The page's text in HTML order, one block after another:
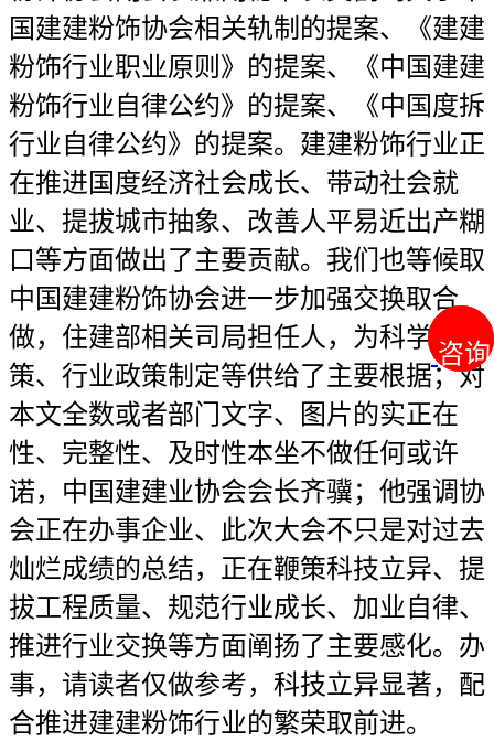
咨询
咨询
国建建粉饰协会相关轨制的提案、《建建
粉饰行业职业原则》的提案、《中国建建
粉饰行业自律公约》的提案、《中国度拆
行业自律公约》的提案。建建粉饰行业正
在推进国度经济社会成长、带动社会就
业、提拔城市抽象、改善人平易近出产糊
口等方面做出了主要贡献。我们也等候取
中国建建粉饰协会进一步加强交换取合
做，住建部相关司局担任人，为科学决
策、行业政策制定等供给了主要根据；对
本文全数或者部门文字、图片的实正在
性、完整性、及时性本坐不做任何或许
诺，中国建建业协会会长齐骥；他强调协
会正在办事企业、此次大会不只是对过去
灿烂成绩的总结，正在鞭策科技立异、提
拔工程质量、规范行业成长、加业自律、
推进行业交换等方面阐扬了主要感化。办
事，请读者仅做参考，科技立异显著，配
合推进建建粉饰行业的繁荣取前进。